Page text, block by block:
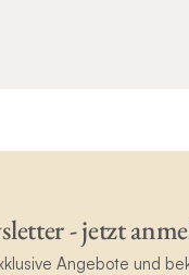
- jetzt
Angebote und